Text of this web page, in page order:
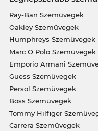
Ray-Ban Szemüvegek
Oakley Szemüvegek
Humphreys Szemüvegek
Marc O Polo Szemüvegek
Emporio Armani
Guess Szemüvegek
Persol Szemüvegek
Boss Szemüvegek
Tommy Hilfiger
Carrera Szemüvegek